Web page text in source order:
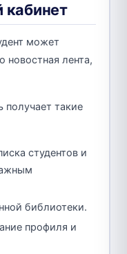
кабинет
может
новостная лента,
получает такие
студентов и
библиотеки.
профиля и